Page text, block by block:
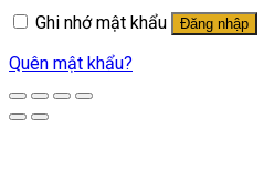
Ghi nhớ mật khẩu
Đăng nhập
Quên mật khẩu?